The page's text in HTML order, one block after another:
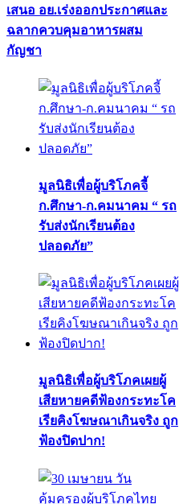
เสนอ อย.เร่งออกประกาศและ
ฉลากควบคุมอาหารผสม
กัญชา
มูลนิธิเพื่อผู้บริโภคจี้
ก.ศึกษา-ก.คมนาคม “ รถ
รับส่งนักเรียนต้อง
ปลอดภัย”
มูลนิธิเพื่อผู้บริโภคเผยผู้
เสียหายคดีฟ้องกระทะโค
เรียคิงโฆษณาเกินจริง ถูก
ฟ้องปิดปาก!